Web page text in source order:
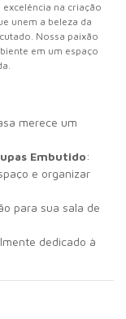
na criação
unem a beleza da
Nossa paixão
em um espaço
merece um
Embutido:
e organizar
para sua sala de
dedicado à